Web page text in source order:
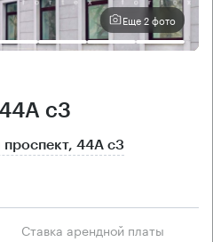
Еще 2 фото
с3
44А с3
Ставка арендной платы